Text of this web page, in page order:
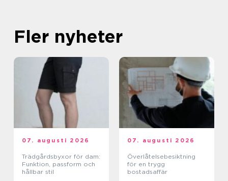
Fler nyheter
07. augusti 2026
Trädgårdsbyxor för dam:
Funktion, passform och
hållbar stil
07. augusti 2026
Överlåtelsebesiktning
för en trygg
bostadsaffär